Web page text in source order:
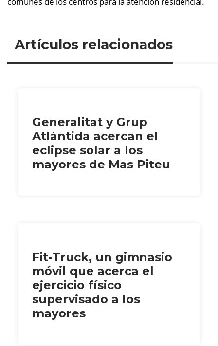
Artículos relacionados
Generalitat y Grup
Atlàntida acercan el
eclipse solar a los
mayores de Mas Piteu
Fit-Truck, un gimnasio
móvil que acerca el
ejercicio físico
supervisado a los
mayores